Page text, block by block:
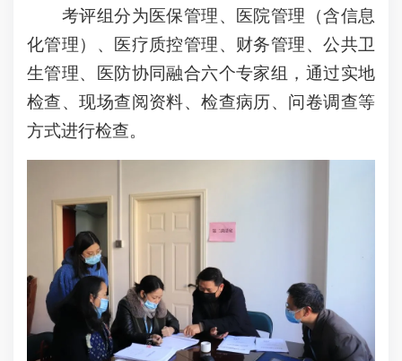
考评组分为医保管理、医院管理（含信息
化管理）、医疗质控管理、财务管理、公共卫
生管理、医防协同融合六个专家组，通过实地
检查、现场查阅资料、检查病历、问卷调查等
方式进行检查。